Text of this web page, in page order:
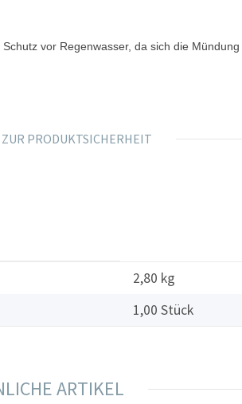
vor Regenwasser, da sich die Mündung
PRODUKTSICHERHEIT
2,80 kg
1,00 Stück
ARTIKEL